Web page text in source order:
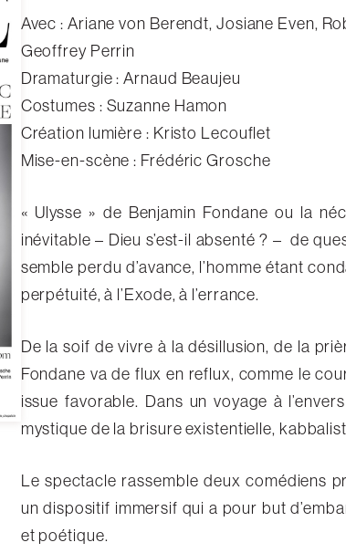
Avec : Ariane von Berendt, Josiane Even,
Geoffrey Perrin
Dramaturgie : Arnaud Beaujeu
Costumes : Suzanne Hamon
Création lumière : Kristo Lecouflet
Mise-en-scène : Frédéric Grosche
« Ulysse » de Benjamin Fondane ou la
inévitable – Dieu s’est-il absenté ? – de
semble perdu d’avance, l’homme étant
perpétuité, à l’Exode, à l’errance.
De la soif de vivre à la désillusion, de la
Fondane va de flux en reflux, comme le
issue favorable. Dans un voyage à
mystique de la brisure existentielle,
Le spectacle rassemble deux comédiens
un dispositif immersif qui a pour but
et poétique.